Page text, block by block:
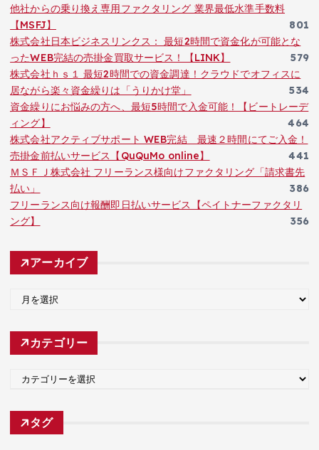
他社からの乗り換え専用ファクタリング 業界最低水準手数料
【MSFJ】
801
株式会社日本ビジネスリンクス： 最短2時間で資金化が可能とな
ったWEB完結の売掛金買取サービス！【LINK】
579
株式会社ｈｓ１ 最短2時間での資金調達！クラウドでオフィスに
居ながら楽々資金繰りは「うりかけ堂」
534
資金繰りにお悩みの方へ、最短5時間で入金可能！【ビートレーデ
ィング】
464
株式会社アクティブサポート WEB完結 最速２時間にてご入金！
売掛金前払いサービス【QuQuMo online】
441
ＭＳＦＪ株式会社 フリーランス様向けファクタリング「請求書先
払い」
386
フリーランス向け報酬即日払いサービス【ペイトナーファクタリ
ング】
356
アーカイブ
カ
カテゴリー
ゴ
タグ